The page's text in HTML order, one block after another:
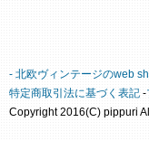
- 北欧ヴィンテージのweb
特定商取引法に基づく表記 -
Copyright 2016(C) pippuri